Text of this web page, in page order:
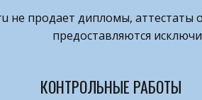
не продает дипломы, аттестаты
предоставляются
КОНТРОЛЬНЫЕ РАБОТЫ